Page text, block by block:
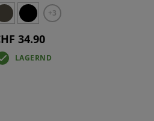
+3
34.90
LAGERND